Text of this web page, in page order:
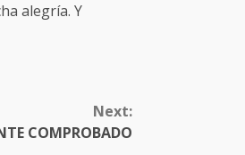
alegría. Y
Next:
COMPROBADO